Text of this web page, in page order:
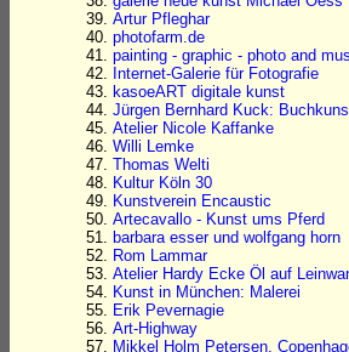
Artur Pfleghar
photofarm.de
painting - graphic - photo and
Internet-Galerie für Fotografie
kasoeART digitale kunst
Jürgen Bernhard Kuck:
Atelier Nicole Kaffanke
Willi Lemke
Thomas Welti
Kultur Köln 30
Kunstverein Encaustic
Artecavallo - Kunst ums Pferd
barbara esser und wolfgang horn
Rom Lammar
Atelier Hardy Ecke Öl auf
Kunst in München: Malerei
Erik Pevernagie
Art-Highway
Mikkel Holm Petersen,